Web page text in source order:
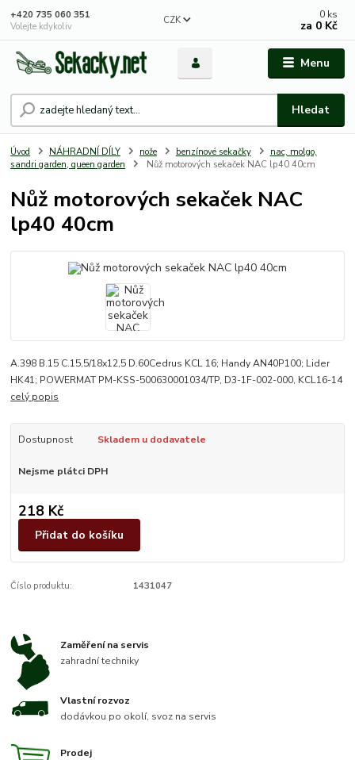
Menu
CZK
Hledat
+420 735 060 351
Volejte kdykoliv
0 ks
za 0 Kč
Úvod NÁHRADNÍ DÍLY nože benzínové sekačky
nac, molgo,
sandri garden, queen garden
Nůž motorových sekaček NAC lp40 40cm
Nůž motorových sekaček NAC
lp40 40cm
A.398 B.15 C.15,5/18x12,5 D.60Cedrus KCL 16; Handy AN40P100; Lider
HK41; POWERMAT PM-KSS-500630001034/TP, D3-1F-002-000, KCL16-14
celý popis
Dostupnost Skladem u dodavatele
Nejsme plátci DPH
218 Kč
Přidat do košíku
Číslo produktu: 1431047
Zaměření na servis
zahradní techniky
Vlastní rozvoz
dodávkou po okolí, svoz na servis
Prodej